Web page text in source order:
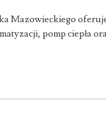
Mazowieckiego
pomp ciepła